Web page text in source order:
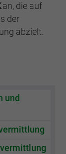
an, die auf
der
abzielt.
und